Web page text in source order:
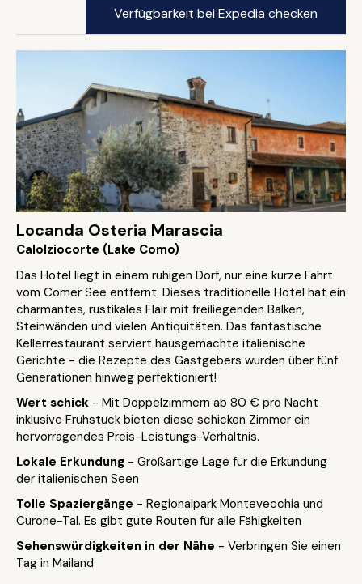
Verfügbarkeit bei Expedia checken
Locanda Osteria Marascia
Calolziocorte (Lake Como)
Das Hotel liegt in einem ruhigen Dorf, nur eine kurze Fahrt
vom Comer See entfernt. Dieses traditionelle Hotel hat ein
charmantes, rustikales Flair mit freiliegenden Balken,
Steinwänden und vielen Antiquitäten. Das fantastische
Kellerrestaurant serviert hausgemachte italienische
Gerichte - die Rezepte des Gastgebers wurden über fünf
Generationen hinweg perfektioniert!
Wert schick - Mit Doppelzimmern ab 80 € pro Nacht
inklusive Frühstück bieten diese schicken Zimmer ein
hervorragendes Preis-Leistungs-Verhältnis.
Lokale Erkundung - Großartige Lage für die Erkundung
der italienischen Seen
Tolle Spaziergänge - Regionalpark Montevecchia und
Curone-Tal. Es gibt gute Routen für alle Fähigkeiten
Sehenswürdigkeiten in der Nähe - Verbringen Sie einen
Tag in Mailand